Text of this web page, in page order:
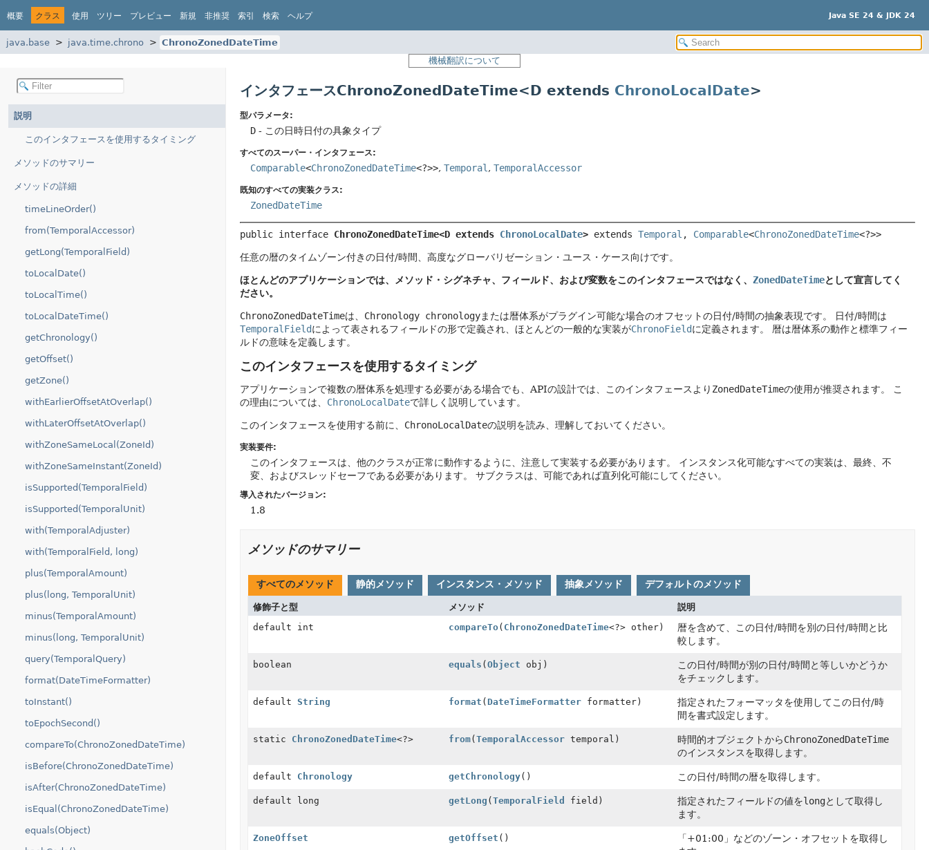
概要 クラス 使用 ツリー プレビュー 新規 非推奨 索引 検索 ヘルプ Java SE 24 & JDK 24
java.base java.time.chrono
ChronoZonedDateTime
機械翻訳について
説明
このインタフェースを使用するタイミング
メソッドのサマリー
メソッドの詳細
timeLineOrder()
from(TemporalAccessor)
getLong(TemporalField)
toLocalDate()
toLocalTime()
toLocalDateTime()
getChronology()
getOffset()
getZone()
withEarlierOffsetAtOverlap()
withLaterOffsetAtOverlap()
withZoneSameLocal(ZoneId)
withZoneSameInstant(ZoneId)
isSupported(TemporalField)
isSupported(TemporalUnit)
with(TemporalAdjuster)
with(TemporalField, long)
plus(TemporalAmount)
plus(long, TemporalUnit)
minus(TemporalAmount)
minus(long, TemporalUnit)
query(TemporalQuery)
format(DateTimeFormatter)
toInstant()
toEpochSecond()
compareTo(ChronoZonedDateTime)
isBefore(ChronoZonedDateTime)
isAfter(ChronoZonedDateTime)
isEqual(ChronoZonedDateTime)
equals(Object)
インタフェースChronoZonedDateTime<D extends ChronoLocalDate>
型パラメータ:
D- この日時日付の具象タイプ
すべてのスーパー・インタフェース:
Comparable<ChronoZonedDateTime<?>>, Temporal , TemporalAccessor
既知のすべての実装クラス:
ZonedDateTime
public interface ChronoZonedDateTime<D extends ChronoLocalDate> extends Temporal , Comparable<ChronoZonedDateTime<?>>
任意の暦のタイムゾーン付きの日付/時間、高度なグローバリゼーション・ユース・ケース向けです。
ほとんどのアプリケーションでは、メソッド・シグネチャ、フィールド、および変数をこのインタフェースではなく、 ZonedDateTimeとして宣言してく
ださい。
ChronoZonedDateTimeは、 Chronology chronologyまたは暦体系がプラグイン可能な場合のオフセットの日付/時間の抽象表現です。
日付/時間は
TemporalFieldによって表されるフィールドの形で定義され、ほとんどの一般的な実装がChronoFieldに定義されます。
暦は暦体系の動作と標準フィー
ルドの意味を定義します。
このインタフェースを使用するタイミング
アプリケーションで複数の暦体系を処理する必要がある場合でも、APIの設計では、このインタフェースより ZonedDateTimeの使用が推奨されます。
こ
の理由については、 ChronoLocalDateで詳しく説明しています。
このインタフェースを使用する前に、 ChronoLocalDateの説明を読み、理解しておいてください。
実装要件:
このインタフェースは、他のクラスが正常に動作するように、注意して実装する必要があります。
インスタンス化可能なすべての実装は、最終、不
変、およびスレッドセーフである必要があります。
サブクラスは、可能であれば直列化可能にしてください。
導入されたバージョン:
1.8
メソッドのサマリー
すべてのメソッド 静的メソッド インスタンス・メソッド 抽象メソッド デフォルトのメソッド
修飾子と型 メソッド
説明
default int
compareTo( ChronoZonedDateTime<?> other)
暦を含めて、この日付/時間を別の日付/時間と比
較します。
boolean equals (Object obj)
この日付/時間が別の日付/時間と等しいかどうか
をチェックします。
default String format (DateTimeFormatter formatter)
指定されたフォーマッタを使用してこの日付/時
間を書式設定します。
static ChronoZonedDateTime<?> from(TemporalAccessor temporal) 時間的オブジェクトからChronoZonedDateTime
のインスタンスを取得します。
default Chronology getChronology() この日付/時間の暦を取得します。
default long getLong (TemporalField field) 指定されたフィールドの値をlongとして取得し
ます。
ZoneOffset getOffset ()
「+01:00」などのゾーン・オフセットを取得し